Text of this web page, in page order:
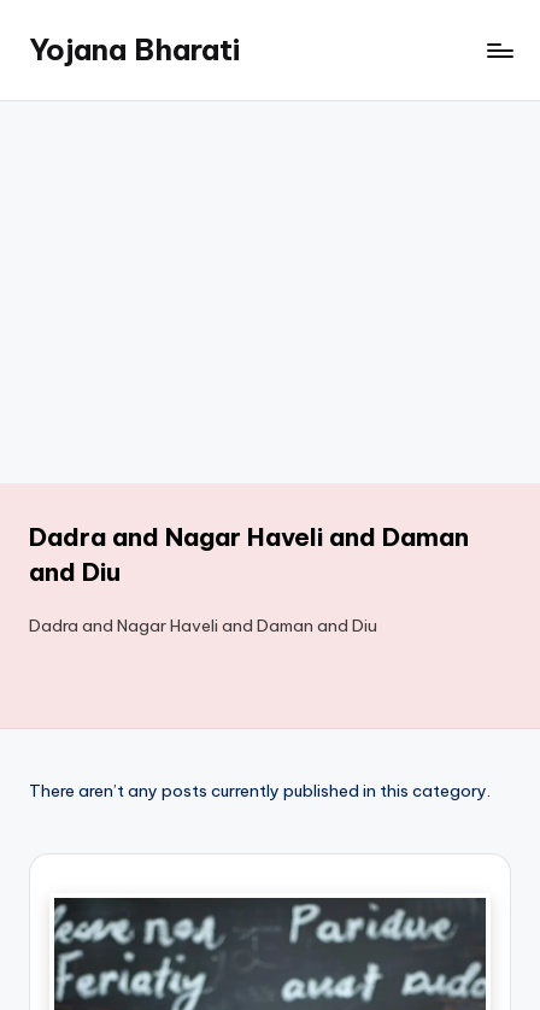
Skip
content
Yojana Bharati
Dadra and Nagar Haveli and Daman
and Diu
Dadra and Nagar Haveli and Daman and Diu
There aren’t any posts currently published in this category.